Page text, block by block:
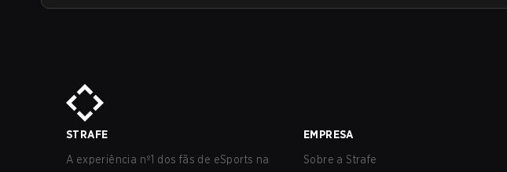
STRAFE
A experiência nº1 dos fãs de eSports na
EMPRESA
Sobre a Strafe